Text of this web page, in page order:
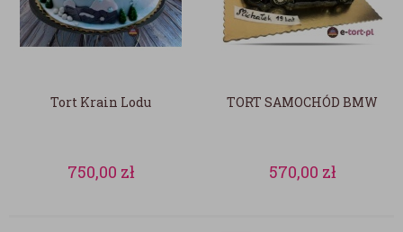
Tort Krain Lodu
750,00 zł
TORT SAMOCHÓD BMW
570,00 zł